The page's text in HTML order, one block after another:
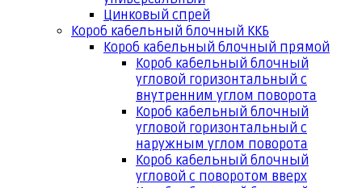
Цинковый спрей
Короб кабельный блочный ККБ
Короб кабельный блочный прямой
Короб кабельный блочный
угловой горизонтальный с
внутренним углом поворота
Короб кабельный блочный
угловой горизонтальный с
наружным углом поворота
Короб кабельный блочный
угловой с поворотом вверх